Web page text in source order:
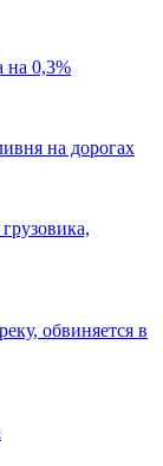
на 0,3%
на дорогах
обвиняется в